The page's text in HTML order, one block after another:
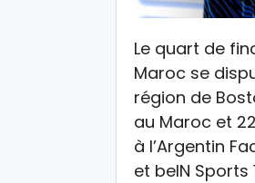
Le quart de
Maroc se
région de
au Maroc et
à l’Argentin
et beIN Sports